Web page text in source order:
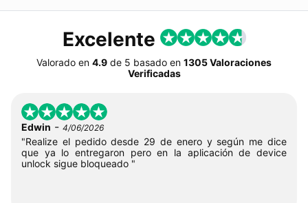
Excelente
Valorado en 4.9 de 5 basado en 1305 Valoraciones
Verificadas
Edwin - 4/06/2026
"Realize el pedido desde 29 de enero y según me dice
que ya lo entregaron pero en la aplicación de device
unlock sigue bloqueado "